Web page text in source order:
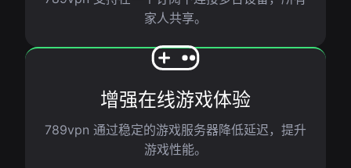
家人共享。
增强在线游戏体验
789vpn 通过稳定的游戏服务器降低延迟，提升
游戏性能。